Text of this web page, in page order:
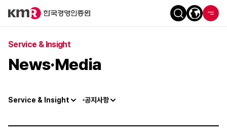
Service & Insight
News·Media
Service & Insight 공지사항